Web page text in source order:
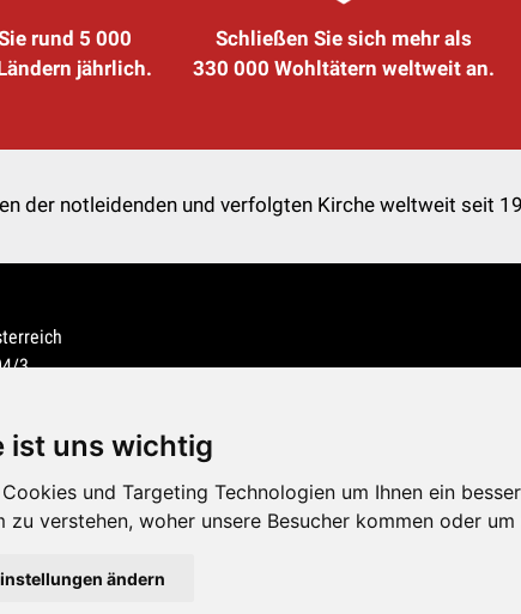
ist uns wichtig
und Targeting Technologien um Ihnen ein
zu verstehen, woher unsere Besucher kommen oder
ändern
rund 5 000
jährlich.
Schließen Sie sich mehr als
330 000 Wohltätern weltweit an.
der notleidenden und verfolgten Kirche weltweit seit
3